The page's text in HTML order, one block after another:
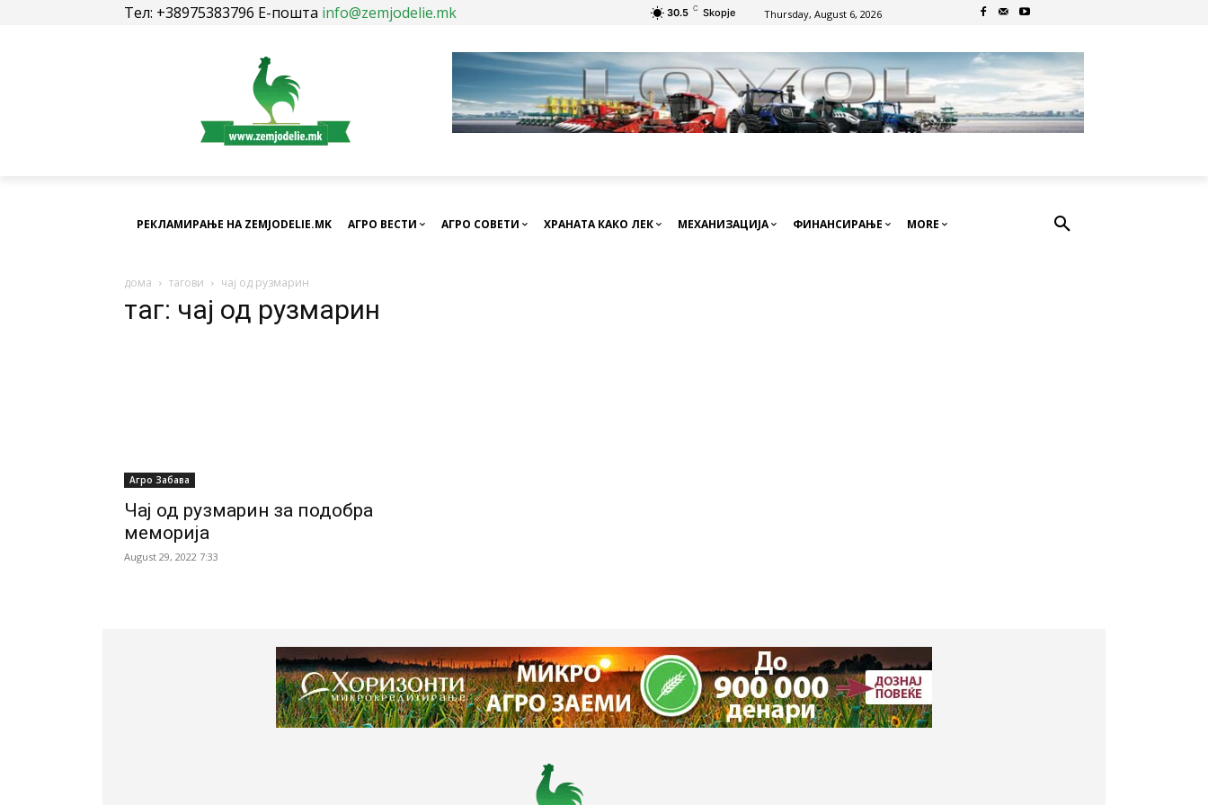
Тел: +38975383796 Е-пошта info@zemjodelie.mk 30.5 C Skopje Thursday, August 6, 2026
РЕКЛАМИРАЊЕ НА ZEMJODELIE.MK АГРО ВЕСТИ АГРО СОВЕТИ ХРАНАТА КАКО ЛЕК МЕХАНИЗАЦИЈА ФИНАНСИРАЊЕ MORE
дома тагови чај од рузмарин
таг: чај од рузмарин
Агро Забава
Чај од рузмарин за подобра
меморија
August 29, 2022 7:33